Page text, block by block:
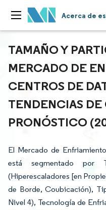
Acerca de
TAMAÑO Y
MERCADO DE
CENTROS DE
TENDENCIAS
PRONÓSTICO
El Mercado de
está segmentado
(Hiperescaladores [en
de Borde, Coubicación),
Nivel 4), Tecnología de